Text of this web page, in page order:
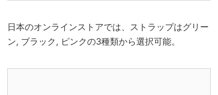
日本のオンラインストアでは、ストラップはグリー
ン, ブラック, ピンクの3種類から選択可能。